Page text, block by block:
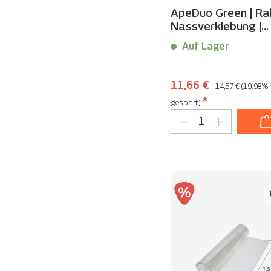
ApeDuo Green |
Nassverklebung |
Schnäppchen
Auf Lager
Verkaufspreis:
11,66 € Regulärer Preis:
14,57 € (19.98%
gespart) *
Produkt